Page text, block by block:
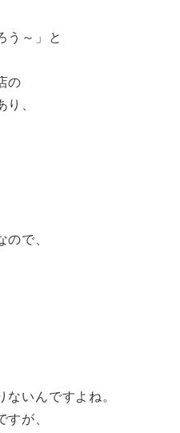
う～」と
の
り、
で、
いんですよね。
すが、